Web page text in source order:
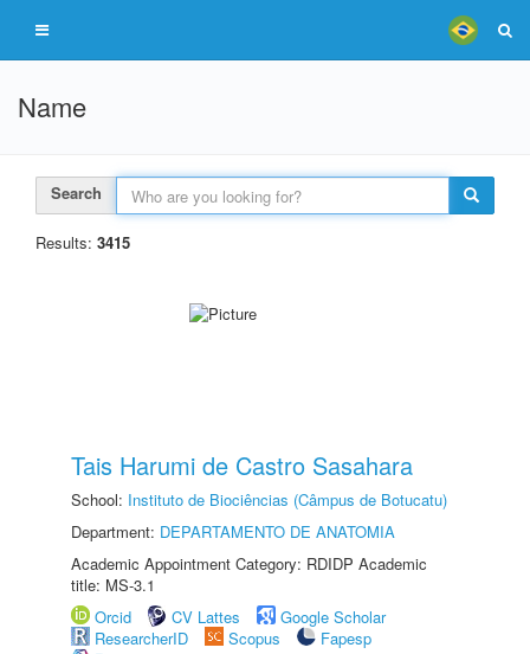
Name
Search
Results: 3415
Tais Harumi de Castro Sasahara
School: Instituto de Biociências (Câmpus de Botucatu)
Department: DEPARTAMENTO DE ANATOMIA
Academic Appointment Category: RDIDP Academic
title: MS-3.1
Orcid
CV Lattes
Google Scholar
ResearcherID
Scopus
Fapesp